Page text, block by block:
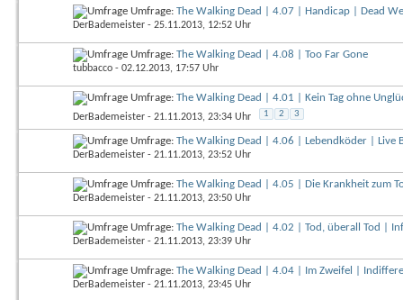
Umfrage: The Walking Dead | 4.07 | Handicap | Dead
DerBademeister - 25.11.2013, 12:52 Uhr
Umfrage: The Walking Dead | 4.08 | Too Far Gone
tubbacco - 02.12.2013, 17:57 Uhr
Umfrage: The Walking Dead | 4.01 | Kein Tag ohne
DerBademeister - 21.11.2013, 23:34 Uhr 1 2 3
Umfrage: The Walking Dead | 4.06 | Lebendköder | Live
DerBademeister - 21.11.2013, 23:52 Uhr
Umfrage: The Walking Dead | 4.05 | Die Krankheit zum
DerBademeister - 21.11.2013, 23:50 Uhr
Umfrage: The Walking Dead | 4.02 | Tod, überall Tod |
DerBademeister - 21.11.2013, 23:39 Uhr
Umfrage: The Walking Dead | 4.04 | Im Zweifel |
DerBademeister - 21.11.2013, 23:45 Uhr